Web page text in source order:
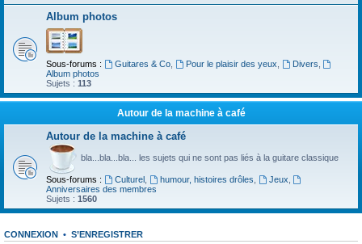
Album photos
Sous-forums : Guitares & Co, Pour le plaisir des yeux Divers
Album photos
Sujets : 113
Autour de la machine à café
Autour de la machine à café
bla...bla...bla... les sujets qui ne sont pas liés à la guitare classique
Sous-forums : Culturel, humour, histoires drôles Jeux
Anniversaires des membres
Sujets : 1560
CONNEXION • S’ENREGISTRER